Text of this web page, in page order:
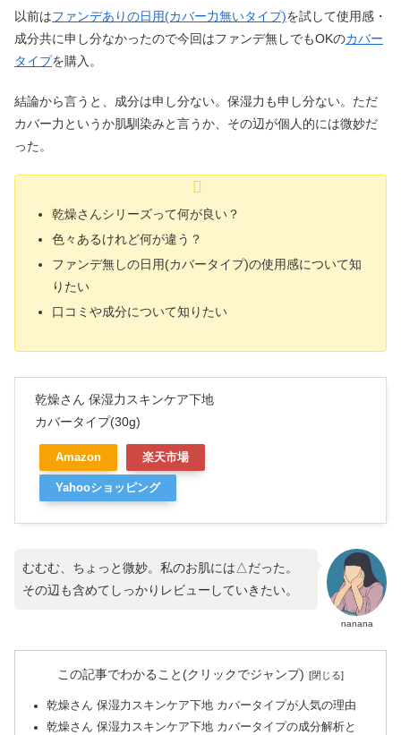
以前はファンデありの日用(カバー力無いタイプ)を試して使用感・
成分共に申し分なかったので今回はファンデ無しでもOKのカバー
タイプを購入。
結論から言うと、成分は申し分ない。保湿力も申し分ない。ただ
カバー力というか肌馴染みと言うか、その辺が個人的には微妙だ
った。
乾燥さんシリーズって何が良い？
色々あるけれど何が違う？
ファンデ無しの日用(カバータイプ)の使用感について知
りたい
口コミや成分について知りたい
乾燥さん 保湿力スキンケア下地
カバータイプ(30g)
Amazon 楽天市場
Yahooショッピング
nanana
むむむ、ちょっと微妙。私のお肌には△だった。
その辺も含めてしっかりレビューしていきたい。
この記事でわかること(クリックでジャンプ)
乾燥さん 保湿力スキンケア下地 カバータイプが人気の理由
乾燥さん 保湿力スキンケア下地 カバータイプの成分解析と